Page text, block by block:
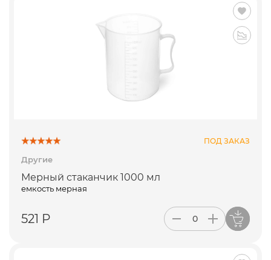
ПОД ЗАКАЗ
Другие
Мерный стаканчик 1000 мл
емкость мерная
521 Р